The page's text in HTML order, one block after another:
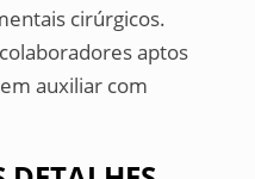
cirúrgicos.
aptos
auxiliar com